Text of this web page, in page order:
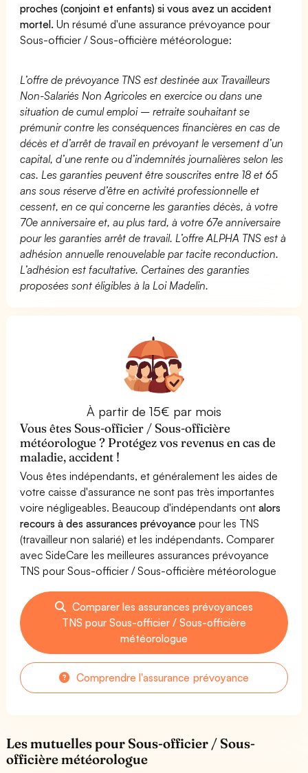
proches (conjoint et enfants) si vous avez un accident
mortel. Un résumé d'une assurance prévoyance pour
Sous-officier / Sous-officière météorologue:
L’offre de prévoyance TNS est destinée aux Travailleurs
Non-Salariés Non Agricoles en exercice ou dans une
situation de cumul emploi – retraite souhaitant se
prémunir contre les conséquences financières en cas de
décès et d’arrêt de travail en prévoyant le versement d’un
capital, d’une rente ou d’indemnités journalières selon les
cas. Les garanties peuvent être souscrites entre 18 et 65
ans sous réserve d’être en activité professionnelle et
cessent, en ce qui concerne les garanties décès, à votre
70e anniversaire et, au plus tard, à votre 67e anniversaire
pour les garanties arrêt de travail. L’offre ALPHA TNS est à
adhésion annuelle renouvelable par tacite reconduction.
L’adhésion est facultative. Certaines des garanties
proposées sont éligibles à la Loi Madelin.
À partir de 15€ par mois
Vous êtes Sous-officier / Sous-officière
météorologue ? Protégez vos revenus en cas de
maladie, accident !
Vous êtes indépendants, et généralement les aides de
votre caisse d'assurance ne sont pas très importantes
voire négligeables. Beaucoup d'indépendants ontalors
recours à des assurances prévoyance pour les TNS
(travailleur non salarié) et les indépendants. Comparer
avec SideCare les meilleures assurances prévoyance
TNS pour Sous-officier / Sous-officière météorologue
Comparer les assurances prévoyances
TNS pour Sous-officier / Sous-officière
météorologue
Comprendre l'assurance prévoyance
Les mutuelles pour Sous-officier / Sous-
officière météorologue